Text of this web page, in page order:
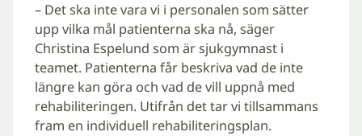
– Det ska inte vara vi i personalen som sätter
upp vilka mål patienterna ska nå, säger
Christina Espelund som är sjukgymnast i
teamet. Patienterna får beskriva vad de inte
längre kan göra och vad de vill uppnå med
rehabiliteringen. Utifrån det tar vi tillsammans
fram en individuell rehabiliteringsplan.